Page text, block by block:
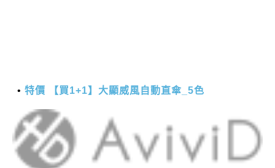
特價 【買1+1】大顯威風自動直傘_5色